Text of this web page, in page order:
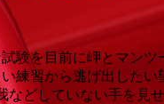
験を目前に岬とマン
練習から逃げ出した
どしていない手を